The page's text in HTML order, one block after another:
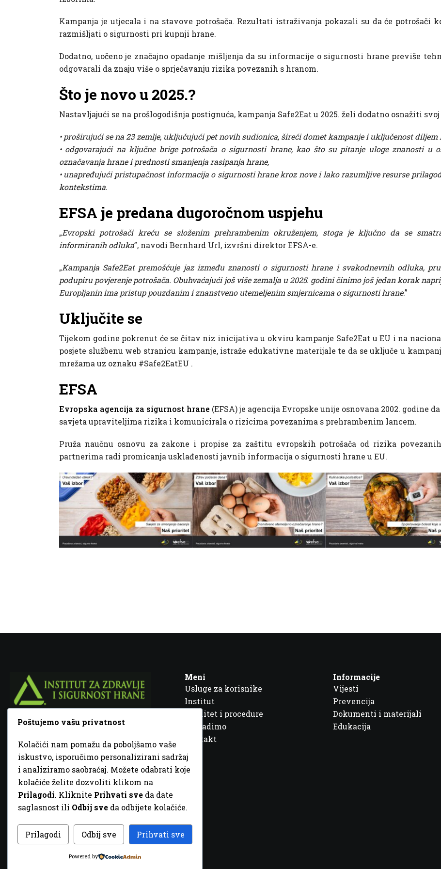
Kampanja je utjecala i na stavove potrošača. Rezultati istraživanja pokazali su da će potrošači
razmišljati o sigurnosti pri kupnji hrane.
Dodatno, uočeno je značajno opadanje mišljenja da su informacije o sigurnosti hrane previše
odgovarali da znaju više o sprječavanju rizika povezanih s hranom.
Što je novo u 2025.?
Nastavljajući se na prošlogodišnja postignuća, kampanja Safe2Eat u 2025. želi dodatno osnažiti
• proširujući se na 23 zemlje, uključujući pet novih sudionica, šireći domet kampanje i uključenost diljem
• odgovarajući na ključne brige potrošača o sigurnosti hrane, kao što su pitanje uloge znanosti u
označavanja hrane i prednosti smanjenja rasipanja hrane,
• unapređujući pristupačnost informacija o sigurnosti hrane kroz nove i lako razumljive resurse
kontekstima.
EFSA je predana dugoročnom uspjehu
„Evropski potrošači kreću se složenim prehrambenim okruženjem, stoga je ključno da se
informiranih odluka”, navodi Bernhard Url, izvršni direktor EFSA-e.
„Kampanja Safe2Eat premošćuje jaz između znanosti o sigurnosti hrane i svakodnevnih odluka,
podupiru povjerenje potrošača. Obuhvaćajući još više zemalja u 2025. godini činimo još jedan korak
Europljanin ima pristup pouzdanim i znanstveno utemeljenim smjernicama o sigurnosti hrane.”
Uključite se
Tijekom godine pokrenut će se čitav niz inicijativa u okviru kampanje Safe2Eat u EU i na
posjete službenu web stranicu kampanje, istraže edukativne materijale te da se uključe u
mrežama uz oznaku #Safe2EatEU .
EFSA
Evropska agencija za sigurnost hrane (EFSA) je agencija Evropske unije osnovana 2002. godine
savjeta upraviteljima rizika i komunicirala o rizicima povezanima s prehrambenim lancem.
Pruža naučnu osnovu za zakone i propise za zaštitu evropskih potrošača od rizika
partnerima radi promicanja usklađenosti javnih informacija o sigurnosti hrane u EU.
Fra Ivana Jukića br. 2, 72000 Zenica, BiH
+387 32 448 001
info@inz.ba
http://www.inz.ba
Meni
Usluge za korisnike
Institut
Kvalitet i procedure
Šta radimo
Kontakt
Informacije
Vijesti
Prevencija
Dokumenti i materijali
Edukacija
© 2026 Sva prava zadržana. DizajnGordonDM
Poštujemo vašu privatnost
Kolačići nam pomažu da poboljšamo vaše
iskustvo, isporučimo personalizirani sadržaj
i analiziramo saobraćaj. Možete odabrati koje
kolačiće želite dozvoliti klikom na
Prilagodi. Kliknite Prihvati sve da date
saglasnost ili Odbij sve da odbijete kolačiće.
Prilagodi Odbij sve Prihvati sve
Powered by